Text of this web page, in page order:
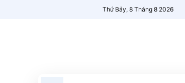
Thứ Bảy, 8 Tháng 8 2026